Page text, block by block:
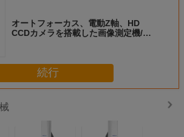
オートフォーカス、電動Z軸、HD
CCDカメラを搭載した画像測定機/シ
続行